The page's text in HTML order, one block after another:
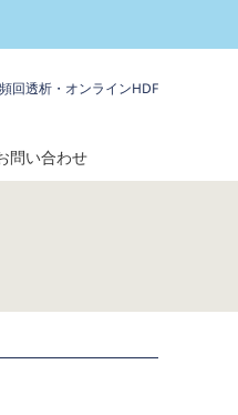
回透析・オンラインHDF
問い合わせ